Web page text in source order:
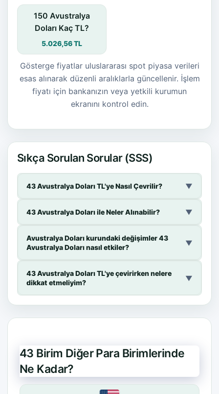
150 Avustralya
Doları Kaç TL?
5.026,56 TL
Gösterge fiyatlar uluslararası spot piyasa verileri
esas alınarak düzenli aralıklarla güncellenir. İşlem
fiyatı için bankanızın veya yetkili kurumun
ekranını kontrol edin.
Sıkça Sorulan Sorular (SSS)
43 Avustralya Doları TL'ye Nasıl Çevrilir? ▼
43 Avustralya Doları ile Neler Alınabilir? ▼
Avustralya Doları kurundaki değişimler 43
Avustralya Doları nasıl etkiler?
▼
43 Avustralya Doları TL'ye çevirirken nelere
dikkat etmeliyim?
▼
43 Birim Diğer Para Birimlerinde
Ne Kadar?